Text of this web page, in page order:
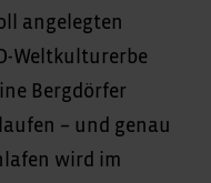
angelegten
Weltkulturerbe
Bergdörfer
– und genau
wird im